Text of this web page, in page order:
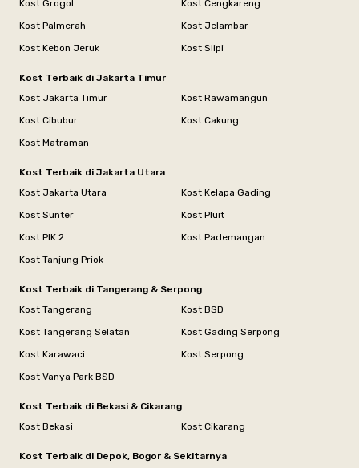
Kost Grogol
Kost Cengkareng
Kost Palmerah
Kost Jelambar
Kost Kebon Jeruk
Kost Slipi
Kost Terbaik di Jakarta Timur
Kost Jakarta Timur
Kost Rawamangun
Kost Cibubur
Kost Cakung
Kost Matraman
Kost Terbaik di Jakarta Utara
Kost Jakarta Utara
Kost Kelapa Gading
Kost Sunter
Kost Pluit
Kost PIK 2
Kost Pademangan
Kost Tanjung Priok
Kost Terbaik di Tangerang & Serpong
Kost Tangerang
Kost BSD
Kost Tangerang Selatan
Kost Gading Serpong
Kost Karawaci
Kost Serpong
Kost Vanya Park BSD
Kost Terbaik di Bekasi & Cikarang
Kost Bekasi
Kost Cikarang
Kost Terbaik di Depok, Bogor & Sekitarnya